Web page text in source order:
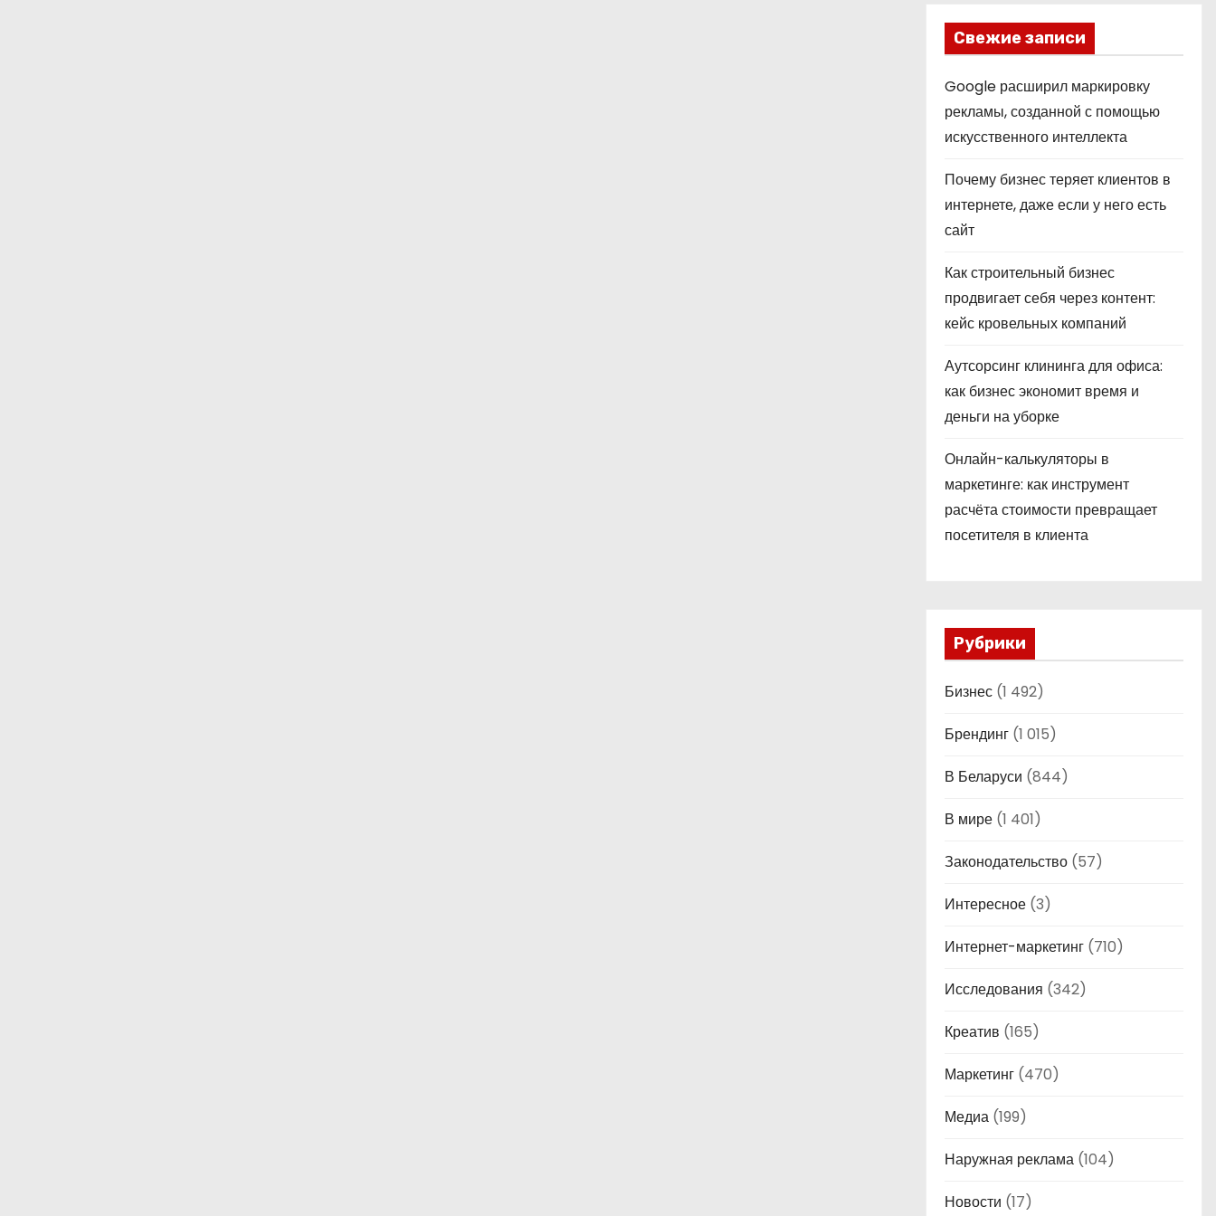
Свежие записи
Google расширил маркировку
рекламы, созданной с помощью
искусственного интеллекта
Почему бизнес теряет клиентов в
интернете, даже если у него есть
сайт
Как строительный бизнес
продвигает себя через контент:
кейс кровельных компаний
Аутсорсинг клининга для офиса:
как бизнес экономит время и
деньги на уборке
Онлайн-калькуляторы в
маркетинге: как инструмент
расчёта стоимости превращает
посетителя в клиента
Рубрики
Бизнес (1 492)
Брендинг (1 015)
В Беларуси (844)
В мире (1 401)
Законодательство (57)
Интересное (3)
Интернет-маркетинг (710)
Исследования (342)
Креатив (165)
Маркетинг (470)
Медиа (199)
Наружная реклама (104)
Новости (17)